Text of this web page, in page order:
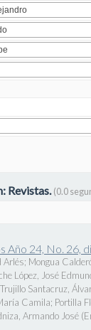
Revistas.(0.0
Año 24, No. 26,
Arlés; Mongua
López, José
Trujillo Santacruz,
Camila; Portilla
Armando José (